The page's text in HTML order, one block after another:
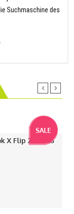
Suchmaschine des
SALE
X Flip 2-IN-1 16